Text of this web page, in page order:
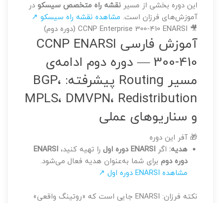
این دوره بخشی از مسیر نقشه راه متخصص سیسکودر
آموزش‌های فرزان است. مشاهده نقشه راه سیسکو ↗
🎥 CCNP Enterprise 300-410 ENARSI (دوره دوم)
آموزش فارسی CCNP ENARSI
300-410 — دوره دوم
ادامه‌ی
مسیر Routing پیشرفته: BGP،
MPLS، DMVPN، Redistribution
و سناریوهای عملی
🎁 آفر این دوره
هدیه: اگر ENARSI دوره اول را تهیه کنید، ENARSI
دوره دومبرای شما به‌عنوان هدیه فعال می‌شود.
مشاهده ENARSI دوره اول ↗
نکته فرزان: ENARSI جایی است که «روتینگ واقعی»